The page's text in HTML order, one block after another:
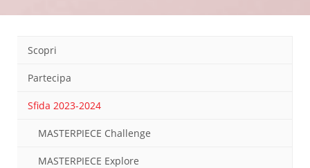
Scopri
Partecipa
Sfida 2023-2024
MASTERPIECE Challenge
MASTERPIECE Explore